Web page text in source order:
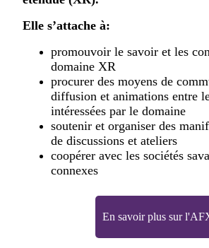
Elle s’attache à:
promouvoir le savoir et les
domaine XR
procurer des moyens de
diffusion et animations entre
intéressées par le domaine
soutenir et organiser des
de discussions et ateliers
coopérer avec les sociétés
connexes
En savoir plus sur